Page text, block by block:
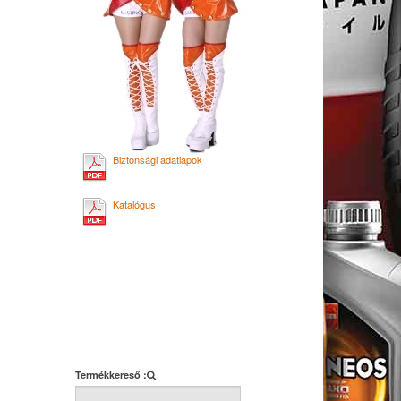
Biztonsági adatlapok
Katalógus
Termékkereső :